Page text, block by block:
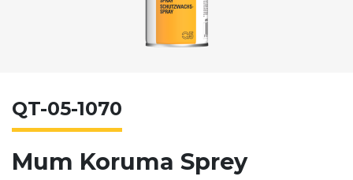
Mum Koruma Sprey
QT-05-1070